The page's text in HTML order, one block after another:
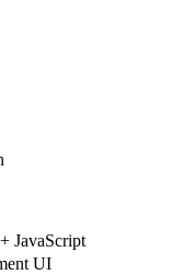
JavaScript
UI